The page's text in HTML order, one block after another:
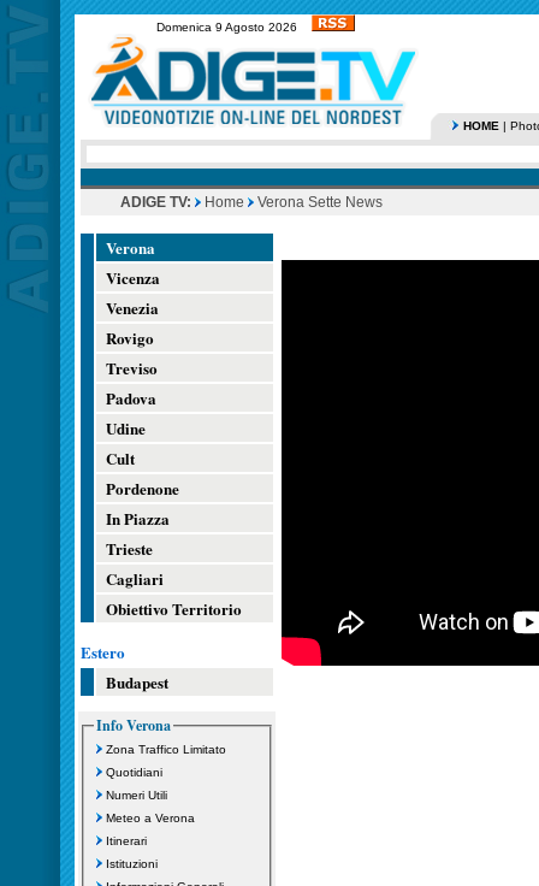
Domenica 9 Agosto 2026
HOME |
ADIGE TV: Home Verona Sette News
Verona
Vicenza
Venezia
Rovigo
Treviso
Padova
Udine
Cult
Pordenone
In Piazza
Trieste
Cagliari
Obiettivo Territorio
Estero
Budapest
Info Verona
Zona Traffico Limitato
Quotidiani
Numeri Utili
Meteo a Verona
Itinerari
Istituzioni